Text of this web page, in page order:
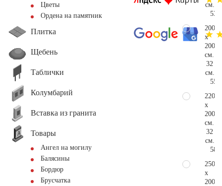
Цветы
Ордена на памятник
Плитка
Щебень
Таблички
Колумбарий
Вставка из гранита
Товары
Ангел на могилу
Балясины
Бордюр
Брусчатка
см.
200
x
200
см.
32
см.
220
x
200
см.
32
см.
250
x
200